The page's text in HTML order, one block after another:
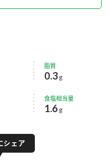
脂質
0.3 g
食塩相当量
1.6 g